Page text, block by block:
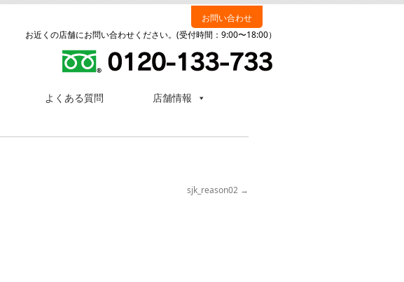
お問い合わせ
お近くの店舗にお問い合わせください。(受付時間：9:00〜18:00）
よくある質問 店舗情報
sjk_reason02